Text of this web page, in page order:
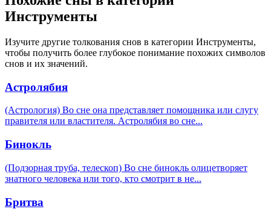
Инструменты
Изучите другие толкования снов в категории Инструменты,
чтобы получить более глубокое понимание похожих символов
снов и их значений.
Астролябия
(Астрология) Во сне она представляет помощника или слугу
правителя или властителя. Астролябия во сне...
Бинокль
(Подзорная труба, телескоп) Во сне бинокль олицетворяет
знатного человека или того, кто смотрит в не...
Бритва